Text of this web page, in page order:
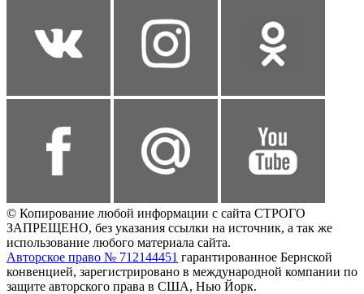
© Копирование любой информации с сайта СТРОГО
ЗАПРЕЩЕНО, без указания ссылки на источник, а так же
использование любого материала сайта.
Авторское право № 712144451 гарантированное Бернской
конвенцией, зарегистрировано в международной компании по
защите авторского права в США, Нью Йорк.